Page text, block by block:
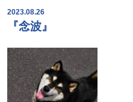
2023.08.26
『念波』